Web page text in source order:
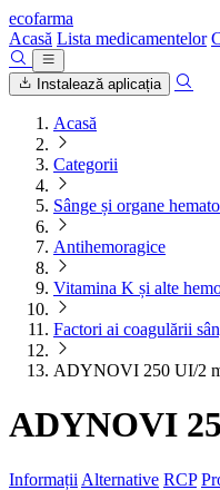
ecofarma
Acasă Lista medicamentelor
Instalează aplicația
Acasă
Categorii
Sânge și organe
Antihemoragice
Vitamina K și alte
Factori ai coagulării
ADYNOVI 250 UI/2
ADYNOVI
Informații Alternative RCP